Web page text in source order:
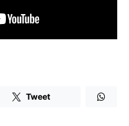
Tweet